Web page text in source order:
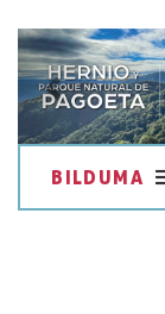
Previous
BILDUMA